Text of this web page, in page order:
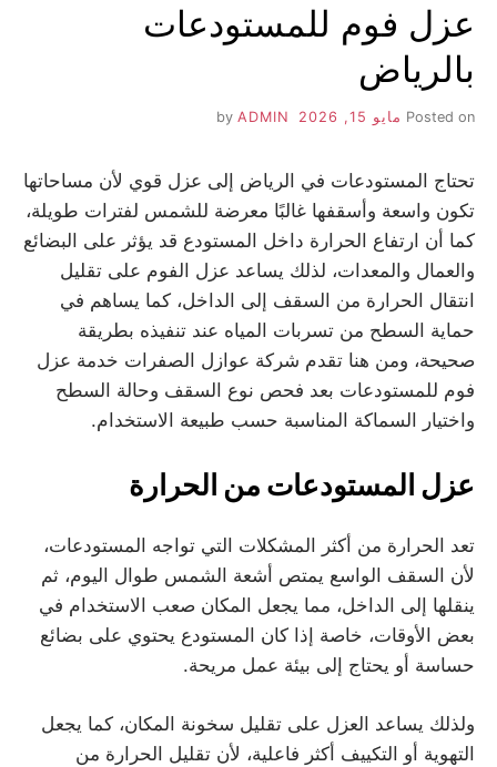
عزل فوم للمستودعات
بالرياض
Posted on مايو 15, 2026 ADMIN
تحتاج المستودعات في الرياض إلى عزل قوي لأن مساحاتها
تكون واسعة وأسقفها غالبًا معرضة للشمس لفترات طويلة،
كما أن ارتفاع الحرارة داخل المستودع قد يؤثر على البضائع
والعمال والمعدات، لذلك يساعد عزل الفوم على تقليل
انتقال الحرارة من السقف إلى الداخل، كما يساهم في
حماية السطح من تسربات المياه عند تنفيذه بطريقة
صحيحة، ومن هنا تقدم شركة عوازل الصفرات خدمة عزل
فوم للمستودعات بعد فحص نوع السقف وحالة السطح
واختيار السماكة المناسبة حسب طبيعة الاستخدام.
عزل المستودعات من الحرارة
تعد الحرارة من أكثر المشكلات التي تواجه المستودعات،
لأن السقف الواسع يمتص أشعة الشمس طوال اليوم، ثم
ينقلها إلى الداخل، مما يجعل المكان صعب الاستخدام في
بعض الأوقات، خاصة إذا كان المستودع يحتوي على بضائع
حساسة أو يحتاج إلى بيئة عمل مريحة.
ولذلك يساعد العزل على تقليل سخونة المكان، كما يجعل
التهوية أو التكييف أكثر فاعلية، لأن تقليل الحرارة من